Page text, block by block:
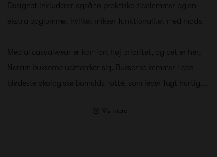
Designet inkluderer også to praktiske sidelommer og en
ekstra baglomme, hvilket mikser funktionalitet med mode.
Med al casualwear er komfort høj prioritet, og det er her,
Naram bukserne udmærker sig. Bukserne kommer i den
blødeste økologiske bomuldsfrotté, som leder fugt hurtigt…
Vis mere